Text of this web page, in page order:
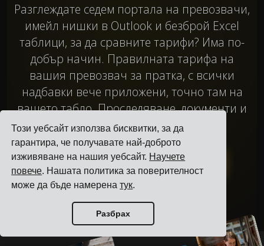
Този уебсайт използва бисквитки, за да
гарантира, че получавате най-доброто
изживяване на нашия уебсайт. Научете
повече. Нашата политика за поверителност
може да бъде намеренатук.
Разбрах
Разглеждате седем портала на превозвачи,
имейл нишки в Outlook и безброй Excel
таблици, за да сравните тарифи? Има по-
добър начин. Правилната тарифа на
вашия превозвач за пратка, с всички
надбавки вече приложени, точно там на
вашето табло. Проследяване, документи и
заявки в един и същ акаунт.
Резервирайте 30-минутно демо